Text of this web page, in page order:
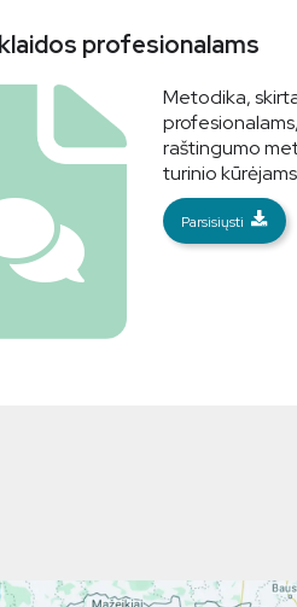
profesionalams
Metodika,
raštingumo
turinio
Parsisiųsti